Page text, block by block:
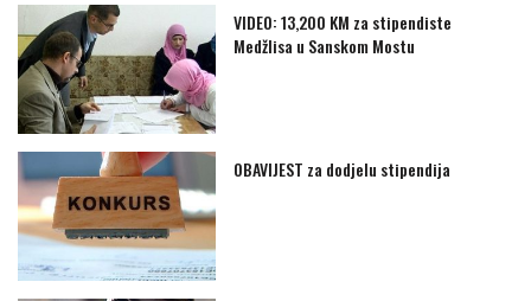
VIDEO: 13,200 KM za stipendiste
Medžlisa u Sanskom Mostu
OBAVIJEST za dodjelu stipendija